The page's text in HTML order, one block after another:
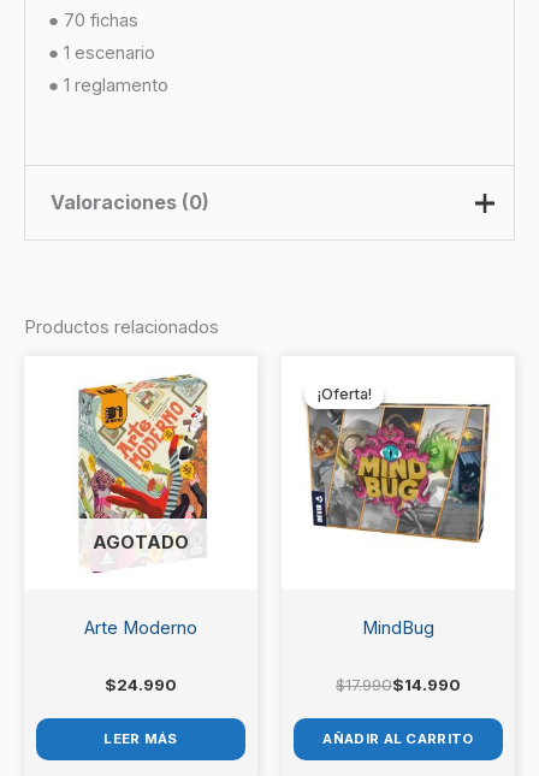
● 70 fichas
● 1 escenario
● 1 reglamento
Valoraciones (0)
Kadabra”
Debesaccederpara publicar una valoración.
Productos relacionados
AGOTADO
Arte Moderno
$24.990
LEER MÁS
¡Oferta!
¡Oferta!
MindBug
$17.990
original
era:
$17.990.
$14.990
actual
es:
$14.990.
AÑADIR AL CARRITO